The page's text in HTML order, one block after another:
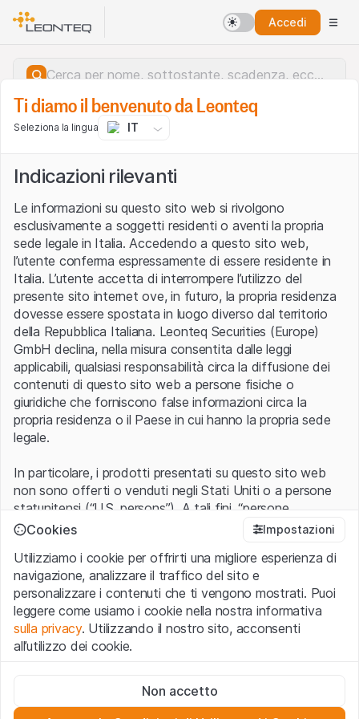
Accedi
Errore del server.
Ti diamo il benvenuto da Leonteq
Seleziona la lingua IT
Indicazioni rilevanti
Le informazioni su questo sito web si rivolgono
esclusivamente a soggetti residenti o aventi la propria
sede legale in Italia. Accedendo a questo sito web,
l’utente conferma espressamente di essere residente in
Italia. L’utente accetta di interrompere l’utilizzo del
presente sito internet ove, in futuro, la propria residenza
dovesse essere spostata in luogo diverso dal territorio
della Repubblica Italiana. Leonteq Securities (Europe)
GmbH declina, nella misura consentita dalle leggi
applicabili, qualsiasi responsabilità circa la diffusione dei
contenuti di questo sito web a persone fisiche o
giuridiche che forniscono false informazioni circa la
propria residenza o il Paese in cui hanno la propria sede
legale.
In particolare, i prodotti presentati su questo sito web
non sono offerti o venduti negli Stati Uniti o a persone
statunitensi (“U.S. persons”). A tali fini, “persone
statunitensi” vanno intese nel significato ad esse ascritto
1933 che include le persone residenti negli Stati Uniti
d’America, le società per azioni e le altre forme societarie
americane.
Condizioni di utilizzo e informazioni legali
Con l’accesso al sito web (di seguito, il “Sito”) si dichiara
avvertenze importanti e le condizioni di utilizzo ivi rese
Cookies Impostazioni
Utilizziamo i cookie per offrirti una migliore esperienza di
navigazione, analizzare il traffico del sito e
personalizzare i contenuti che ti vengono mostrati. Puoi
leggere come usiamo i cookie nella nostra informativa
sulla privacy. Utilizzando il nostro sito, acconsenti
all’utilizzo dei cookie.
Questi cookie sono necessari per il funzionamento del sito
web e non possono essere disattivati.
Non accetto